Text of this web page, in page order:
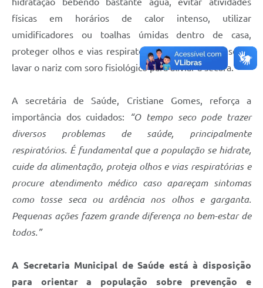
físicas em horários de calor intenso, utilizar
umidificadores ou toalhas úmidas dentro de casa,
proteger olhos e vias respiratórias da poeira e do sol, e
lavar o nariz com soro fisiológico para aliviar a secura.
A secretária de Saúde, Cristiane Gomes, reforça a
importância dos cuidados:
“O tempo seco pode trazer
diversos problemas de saúde, principalmente
respiratórios. É fundamental que a população se hidrate,
cuide da alimentação, proteja olhos e vias respiratórias e
procure atendimento médico caso apareçam sintomas
como tosse seca ou ardência nos olhos e garganta.
Pequenas ações fazem grande diferença no bem-estar de
todos.”
A Secretaria Municipal de Saúde está à disposição
para orientar a população sobre prevenção e